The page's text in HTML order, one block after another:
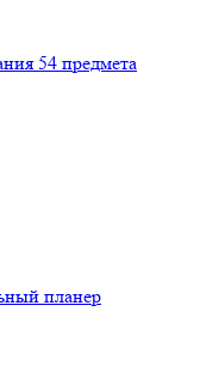
54 предмета
планер